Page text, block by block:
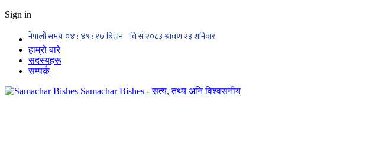
Sign in
हाम्रो बारे
सदस्यहरू
सम्पर्क
Samachar Bishes - सत्य, तथ्य अनि विश्वसनीय